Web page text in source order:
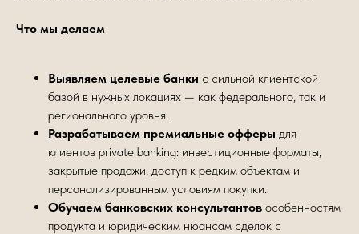
Что мы делаем
Выявляем целевые банки с сильной клиентской
базой в нужных локациях — как федерального, так и
регионального уровня.
Разрабатываем премиальные офферы для
клиентов private banking: инвестиционные форматы,
закрытые продажи, доступ к редким объектам и
персонализированным условиям покупки.
Обучаем банковских консультантов особенностям
продукта и юридическим нюансам сделок с